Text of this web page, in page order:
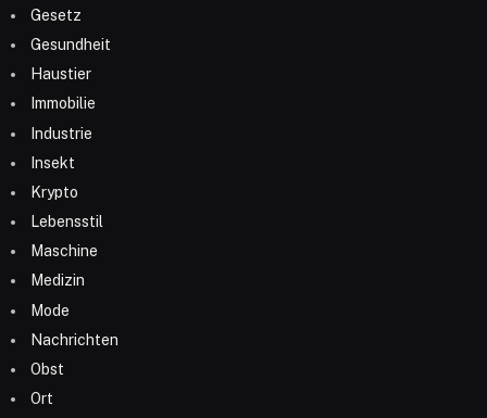
Gesetz
Gesundheit
Haustier
Immobilie
Industrie
Insekt
Krypto
Lebensstil
Maschine
Medizin
Mode
Nachrichten
Obst
Ort